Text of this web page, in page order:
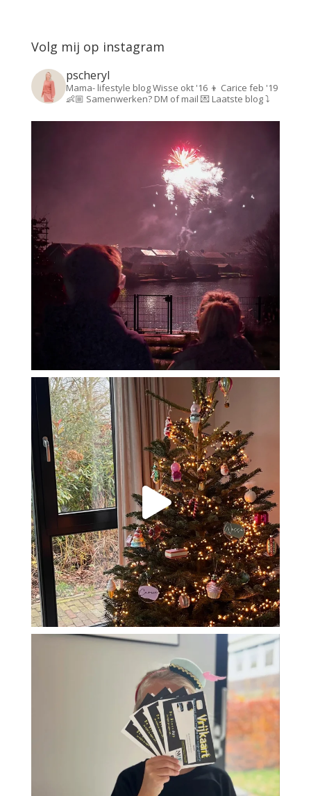
Volg mij op instagram
pscheryl
Mama- lifestyle blogWisse okt '16 👦 Carice feb '19
👶🏼 Samenwerken? DM of mail 💌Laatste blog ⤵️